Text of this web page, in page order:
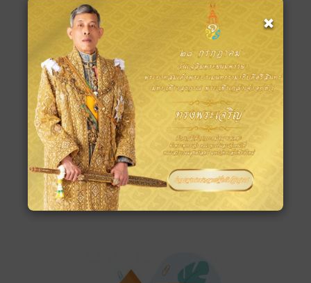
×
ข่าวและกิจกรรม